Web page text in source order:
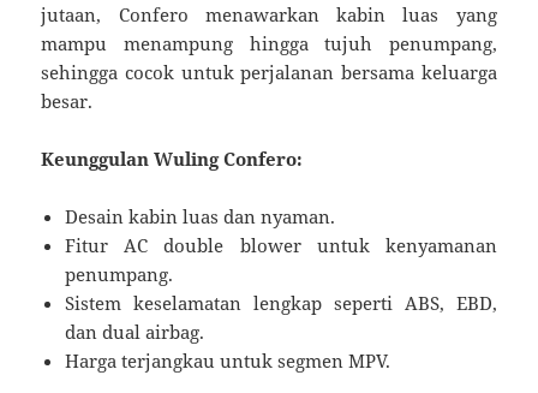
jutaan, Confero menawarkan kabin luas yang
mampu menampung hingga tujuh penumpang,
sehingga cocok untuk perjalanan bersama keluarga
besar.
Keunggulan Wuling Confero:
Desain kabin luas dan nyaman.
Fitur AC double blower untuk kenyamanan
penumpang.
Sistem keselamatan lengkap seperti ABS, EBD,
dan dual airbag.
Harga terjangkau untuk segmen MPV.